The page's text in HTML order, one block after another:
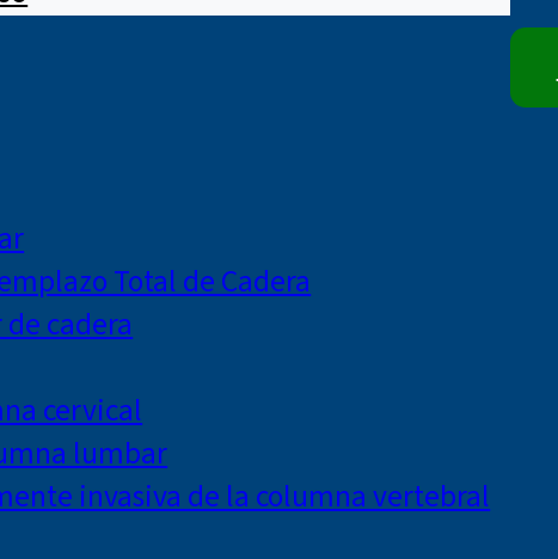
Total de Cadera
cadera
cervical
lumbar
invasiva de la columna vertebral